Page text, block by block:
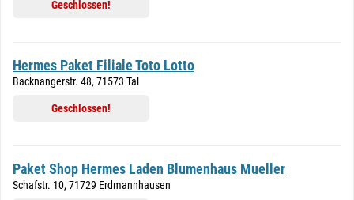
Geschlossen!
Hermes Paket Filiale Toto Lotto
Backnangerstr. 48, 71573 Tal
Geschlossen!
Paket Shop Hermes Laden Blumenhaus Mueller
Schafstr. 10, 71729 Erdmannhausen